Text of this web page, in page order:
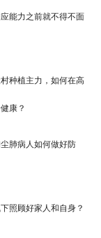
能力之前就不得不面
种植主力，如何在高
康？
肺病人如何做好防
照顾好家人和自身？